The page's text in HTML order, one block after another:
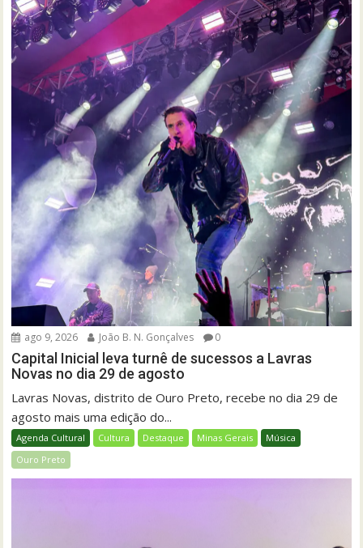
ago 9, 2026 João B. N. Gonçalves 0
Capital Inicial leva turnê de sucessos a Lavras
Novas no dia 29 de agosto
Lavras Novas, distrito de Ouro Preto, recebe no dia 29 de
agosto mais uma edição do...
Agenda Cultural Cultura Destaque Minas Gerais
Música
Ouro Preto